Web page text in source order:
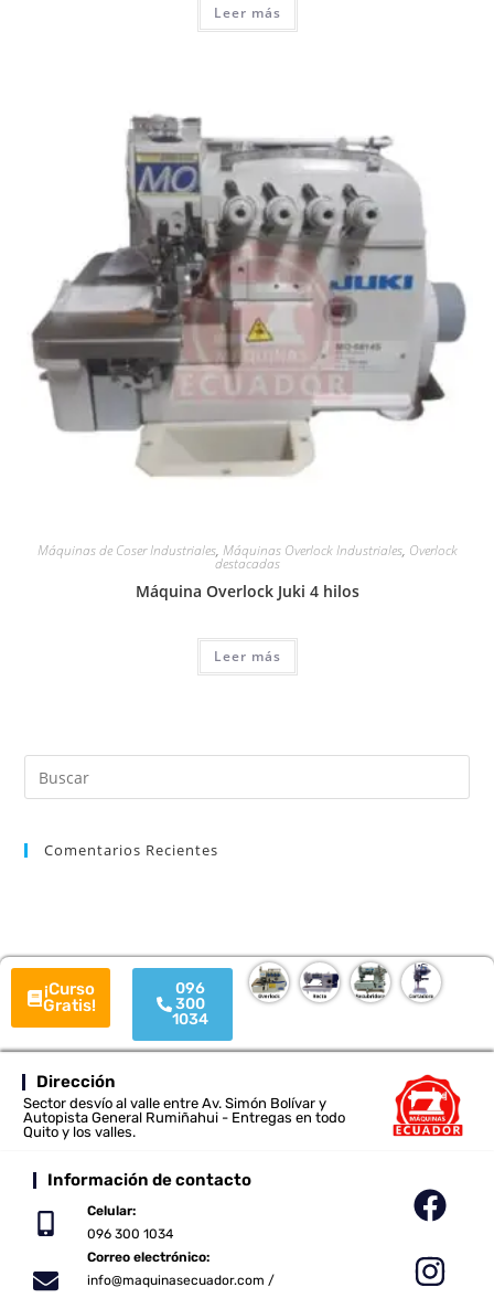
Leer más
Máquinas de Coser Industriales, Máquinas Overlock Industriales, Overlock
destacadas
Máquina Overlock Juki 4 hilos
Leer más
Comentarios Recientes
¡Curso
Gratis!
096
300
1034
Dirección
Sector desvío al valle entre Av. Simón Bolívar y
Autopista General Rumiñahui - Entregas en todo
Quito y los valles.
Información de contacto
Celular:
096 300 1034
Correo electrónico:
info@maquinasecuador.com /